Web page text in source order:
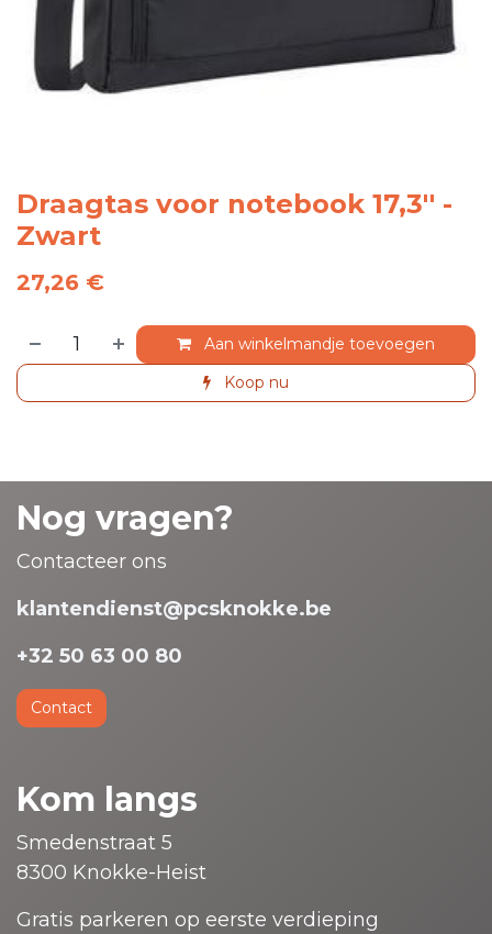
Draagtas voor notebook 17,3'' -
Zwart
27,26 €
Aan winkelmandje toevoegen
Koop nu
Nog vragen?
Contacteer ons
klantendienst@pcsknokke.be
+32 50 63 00 80
Contact
Kom langs
Smedenstraat 5
8300 Knokke-Heist
Gratis parkeren op eerste verdieping